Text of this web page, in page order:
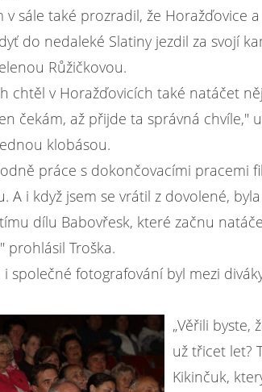
v sále také prozradil, že Horažďovice
do nedaleké Slatiny jezdil za svojí
Růžičkovou.
chtěl v Horažďovicích také natáčet
čekám, až přijde ta správná chvíle,"
klobásou.
práce s dokončovacími
A i když jsem se vrátil z dovolené,
dílu Babovřesk, které začnu
prohlásil Troška.
společné fotografování byl mezi
„Věřili
už třicet let?
Kikinčuk,